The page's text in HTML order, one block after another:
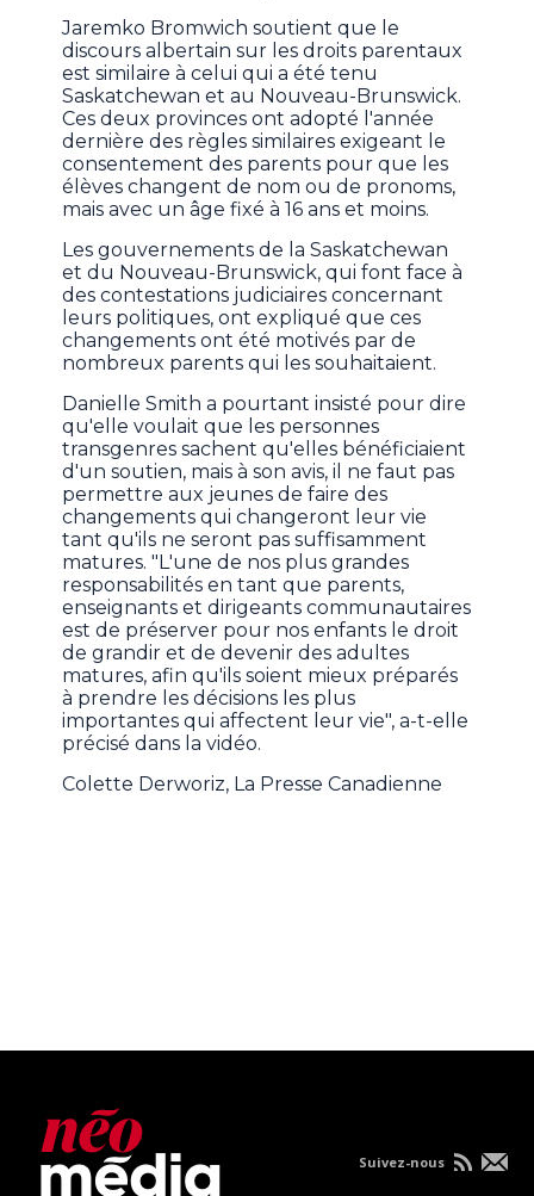
Jaremko Bromwich soutient que le
discours albertain sur les droits parentaux
est similaire à celui qui a été tenu
Saskatchewan et au Nouveau-Brunswick.
Ces deux provinces ont adopté l'année
dernière des règles similaires exigeant le
consentement des parents pour que les
élèves changent de nom ou de pronoms,
mais avec un âge fixé à 16 ans et moins.
Les gouvernements de la Saskatchewan
et du Nouveau-Brunswick, qui font face à
des contestations judiciaires concernant
leurs politiques, ont expliqué que ces
changements ont été motivés par de
nombreux parents qui les souhaitaient.
Danielle Smith a pourtant insisté pour dire
qu'elle voulait que les personnes
transgenres sachent qu'elles bénéficiaient
d'un soutien, mais à son avis, il ne faut pas
permettre aux jeunes de faire des
changements qui changeront leur vie
tant qu'ils ne seront pas suffisamment
matures. "L'une de nos plus grandes
responsabilités en tant que parents,
enseignants et dirigeants communautaires
est de préserver pour nos enfants le droit
de grandir et de devenir des adultes
matures, afin qu'ils soient mieux préparés
à prendre les décisions les plus
importantes qui affectent leur vie", a-t-elle
précisé dans la vidéo.
Colette Derworiz, La Presse Canadienne
Suivez-nous